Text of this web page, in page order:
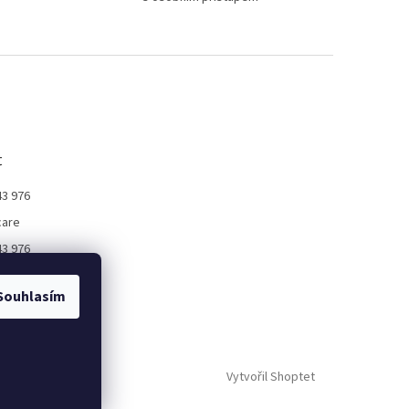
976
976
Vytvořil Shoptet